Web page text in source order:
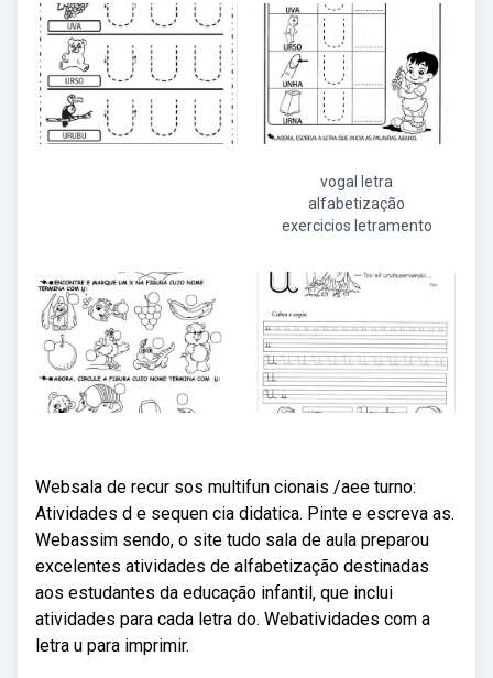
vogal letra
alfabetização
exercicios letramento
Websala de recur sos multifun cionais /aee turno:
Atividades d e sequen cia didatica. Pinte e escreva as.
Webassim sendo, o site tudo sala de aula preparou
excelentes atividades de alfabetização destinadas
aos estudantes da educação infantil, que inclui
atividades para cada letra do. Webatividades com a
letra u para imprimir.